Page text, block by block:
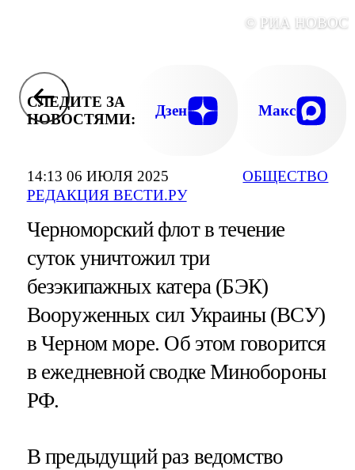
14:13 06 ИЮЛЯ 2025
РЕДАКЦИЯ ВЕСТИ.РУ
ОБЩЕСТВО
© РИА
СЛЕДИТЕ ЗА
НОВОСТЯМИ:
Дзен Макс
Черноморский флот в течение
суток уничтожил три
безэкипажных катера (БЭК)
Вооруженных сил Украины (ВСУ)
в Черном море. Об этом говорится
в ежедневной сводке Минобороны
РФ.
В предыдущий раз ведомство